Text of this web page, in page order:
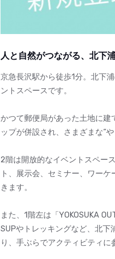
人と自然がつながる、北下
京急長沢駅から徒歩1分。北下
ントスペースです。
かつて郵便局があった土地に建
ップが併設され、さまざまな“
2階は開放的なイベントスペー
ト、展示会、セミナー、ワー
きます。
また、1階左は「YOKOSUKA
SUPやトレッキングなど、北
り、手ぶらでアクティビティに